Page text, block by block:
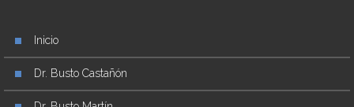
Inicio
Dr. Busto Castañón